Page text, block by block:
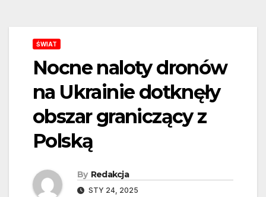
ŚWIAT
Nocne naloty dronów
na Ukrainie dotknęły
obszar graniczący z
Polską
By Redakcja
STY 24, 2025